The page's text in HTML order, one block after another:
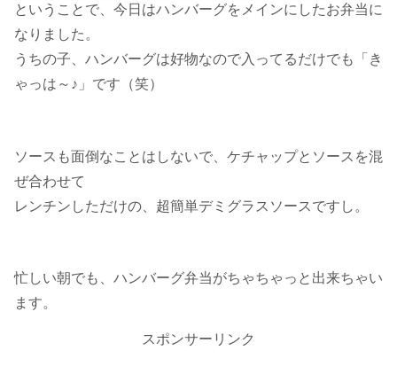
ということで、今日はハンバーグをメインにしたお弁当に
なりました。
うちの子、ハンバーグは好物なので入ってるだけでも「き
ゃっは～♪」です（笑）
ソースも面倒なことはしないで、ケチャップとソースを混
ぜ合わせて
レンチンしただけの、超簡単デミグラスソースですし。
忙しい朝でも、ハンバーグ弁当がちゃちゃっと出来ちゃい
ます。
スポンサーリンク